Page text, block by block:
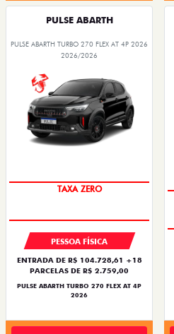
PULSE ABARTH
PULSE ABARTH TURBO 270 FLEX AT 4P 2026
2026/2026
SAIA DE FIAT 0KM
PESSOA FÍSICA
ENTRADA DE R$ 104.728,61 +18
PARCELAS DE R$ 2.759,00
PULSE ABARTH TURBO 270 FLEX AT 4P
2026